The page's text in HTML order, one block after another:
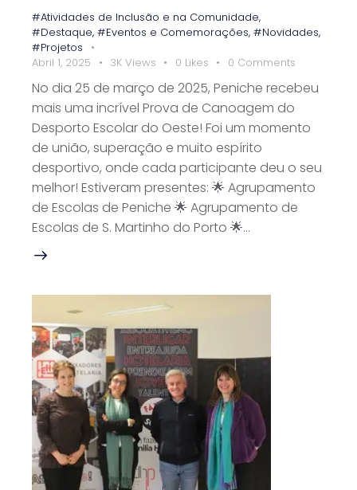
#Atividades de Inclusão e na Comunidade,
#Destaque, #Eventos e Comemorações, #Novidades,
#Projetos
Abril 1, 2025
3K Views 0 Likes 0 Comments
No dia 25 de março de 2025, Peniche recebeu
mais uma incrível Prova de Canoagem do
Desporto Escolar do Oeste! Foi um momento
de união, superação e muito espírito
desportivo, onde cada participante deu o seu
melhor! Estiveram presentes: 🌟 Agrupamento
de Escolas de Peniche 🌟 Agrupamento de
Escolas de S. Martinho do Porto 🌟…